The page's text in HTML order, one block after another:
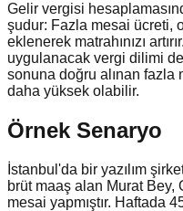
Gelir vergisi
şudur: Fazla mesai ücreti,
eklenerek matrahınızı
uygulanacak vergi dilimi
sonuna doğru alınan
daha yüksek olabilir.
Örnek Senaryo
İstanbul'da bir yazılım
brüt maaş alan Murat Bey,
mesai yapmıştır. Haftada